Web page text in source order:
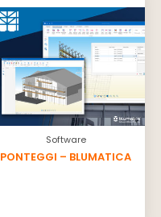
Software
PONTEGGI – BLUMATICA